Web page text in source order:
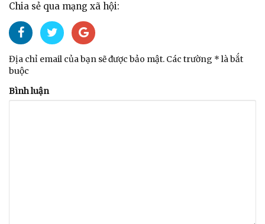
Chia sẻ qua mạng xã hội:
Địa chỉ email của bạn sẽ được bảo mật. Các trường * là bắt
buộc
Bình luận